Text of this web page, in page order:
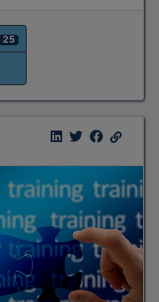
25